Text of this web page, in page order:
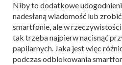
Niby to dodatkowe
nadesłaną wiadomość lub
smartfonie, ale w
tak trzeba najpierw nacisnąć
papilarnych. Jaka jest więc
podczas odblokowania